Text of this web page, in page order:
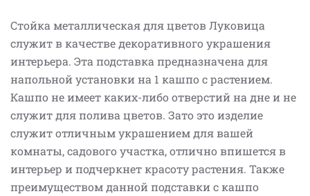
Стойка металлическая для цветов Луковица
служит в качестве декоративного украшения
интерьера. Эта подставка предназначена для
напольной установки на 1 кашпо с растением.
Кашпо не имеет каких-либо отверстий на дне и не
служит для полива цветов. Зато это изделие
служит отличным украшением для вашей
комнаты, садового участка, отлично впишется в
интерьер и подчеркнет красоту растения. Также
преимуществом данной подставки с кашпо